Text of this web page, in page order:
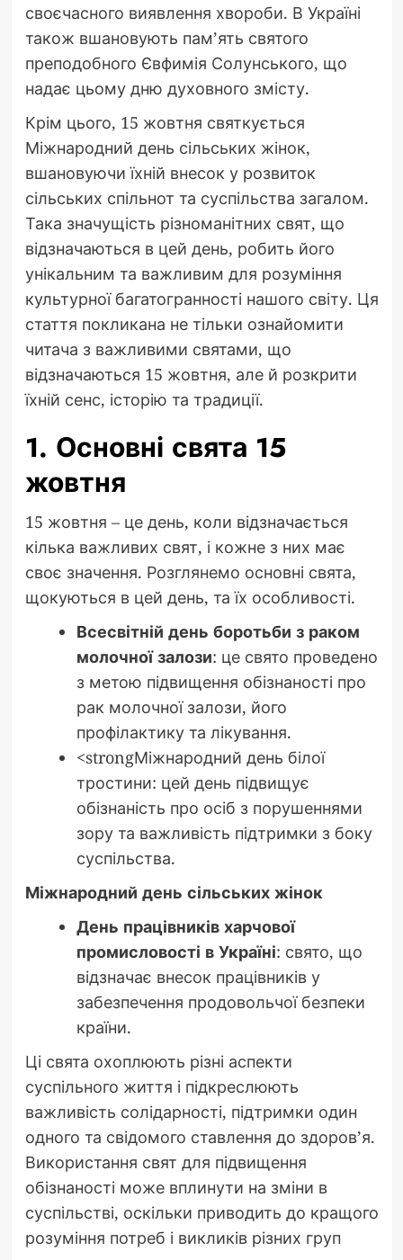
своєчасного виявлення хвороби. В Україні
також вшановують пам’ять святого
преподобного Євфимія Солунського, що
надає цьому дню духовного змісту.
Крім цього, 15 жовтня святкується
Міжнародний день сільських жінок,
вшановуючи їхній внесок у розвиток
сільських спільнот та суспільства загалом.
Така значущість різноманітних свят, що
відзначаються в цей день, робить його
унікальним та важливим для розуміння
культурної багатогранності нашого світу. Ця
стаття покликана не тільки ознайомити
читача з важливими святами, що
відзначаються 15 жовтня, але й розкрити
їхній сенс, історію та традиції.
1. Основні свята 15
жовтня
15 жовтня – це день, коли відзначається
кілька важливих свят, і кожне з них має
своє значення. Розглянемо основні свята,
щокуються в цей день, та їх особливості.
Всесвітній день боротьби з раком
молочної залози: це свято проведено
з метою підвищення обізнаності про
рак молочної залози, його
профілактику та лікування.
<strongМіжнародний день білої
тростини: цей день підвищує
обізнаність про осіб з порушеннями
зору та важливість підтримки з боку
суспільства.
Міжнародний день сільських жінок
День працівників харчової
промисловості в Україні: свято, що
відзначає внесок працівників у
забезпечення продовольчої безпеки
країни.
Ці свята охоплюють різні аспекти
суспільного життя і підкреслюють
важливість солідарності, підтримки один
одного та свідомого ставлення до здоров’я.
Використання свят для підвищення
обізнаності може вплинути на зміни в
суспільстві, оскільки приводить до кращого
розуміння потреб і викликів різних груп